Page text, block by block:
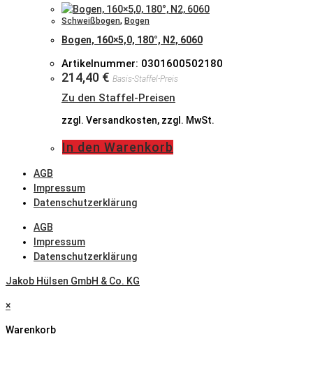
Schweißbogen, Bogen
Bogen, 160×5,0, 180°, N2, 6060
Artikelnummer: 0301600502180
214,40 € Basis-Staffel-Preis
Zu den Staffel-Preisen
zzgl. Versandkosten, zzgl. MwSt.
In den Warenkorb
AGB
Impressum
Datenschutzerklärung
AGB
Impressum
Datenschutzerklärung
Jakob Hülsen GmbH & Co. KG
×
Warenkorb